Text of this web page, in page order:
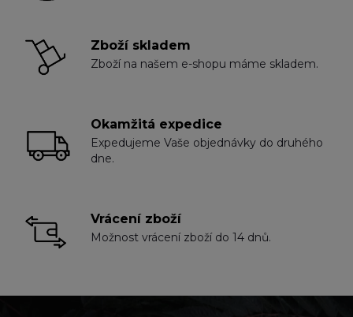
Zboží skladem
Zboží na našem e-shopu máme skladem.
Okamžitá expedice
Expedujeme Vaše objednávky do druhého
dne.
Vrácení zboží
Možnost vrácení zboží do 14 dnů.